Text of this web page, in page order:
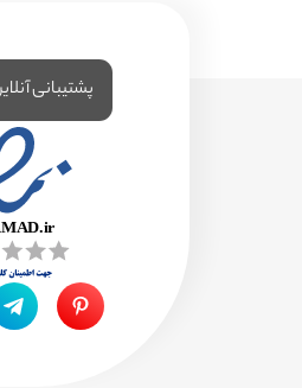
پشتیبانی